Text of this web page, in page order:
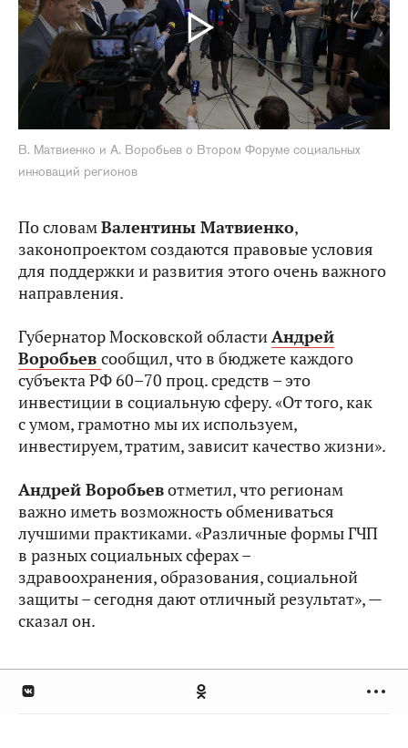
В. Матвиенко и А. Воробьев о Втором Форуме социальных
инноваций регионов
По словамВалентины Матвиенко,
законопроектом создаются правовые условия
для поддержки и развития этого очень важного
направления.
Губернатор Московской областиАндрей
Воробьев сообщил, что в бюджете каждого
субъекта РФ 60–70 проц. средств – это
инвестиции в социальную сферу. «От того, как
с умом, грамотно мы их используем,
инвестируем, тратим, зависит качество жизни».
Андрей Воробьевотметил, что регионам
важно иметь возможность обмениваться
лучшими практиками. «Различные формы ГЧП
в разных социальных сферах –
здравоохранения, образования, социальной
защиты – сегодня дают отличный результат», —
сказал он.